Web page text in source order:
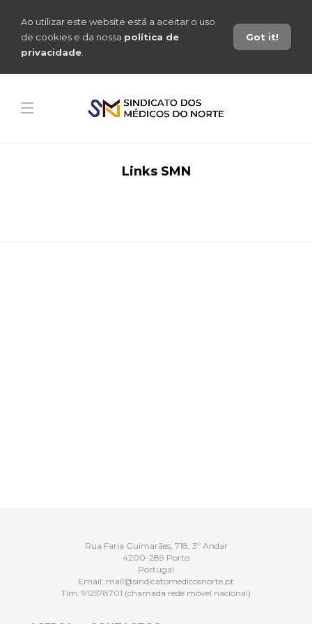
Ao utilizar este website está a aceitar o uso
de cookies e da nossa política de
privacidade
Got it!
Links SMN
Rua Faria Guimarães, 718, 3º Andar
4200-289 Porto
Portugal
Email: mail@sindicatomedicosnorte.pt
Tlm: 912578701 (chamada rede móvel nacional)